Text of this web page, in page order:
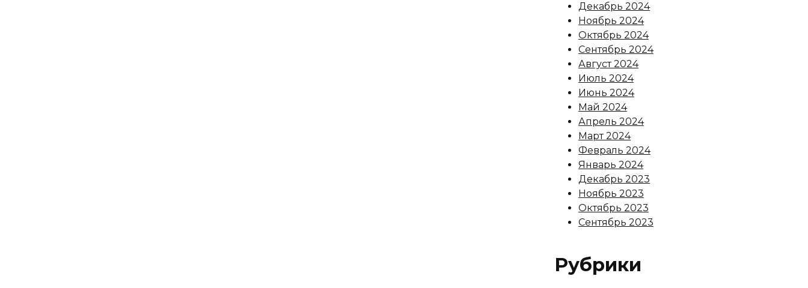
Декабрь 2024
Ноябрь 2024
Октябрь 2024
Сентябрь 2024
Август 2024
Июль 2024
Июнь 2024
Май 2024
Апрель 2024
Март 2024
Февраль 2024
Январь 2024
Декабрь 2023
Ноябрь 2023
Октябрь 2023
Сентябрь 2023
Рубрики